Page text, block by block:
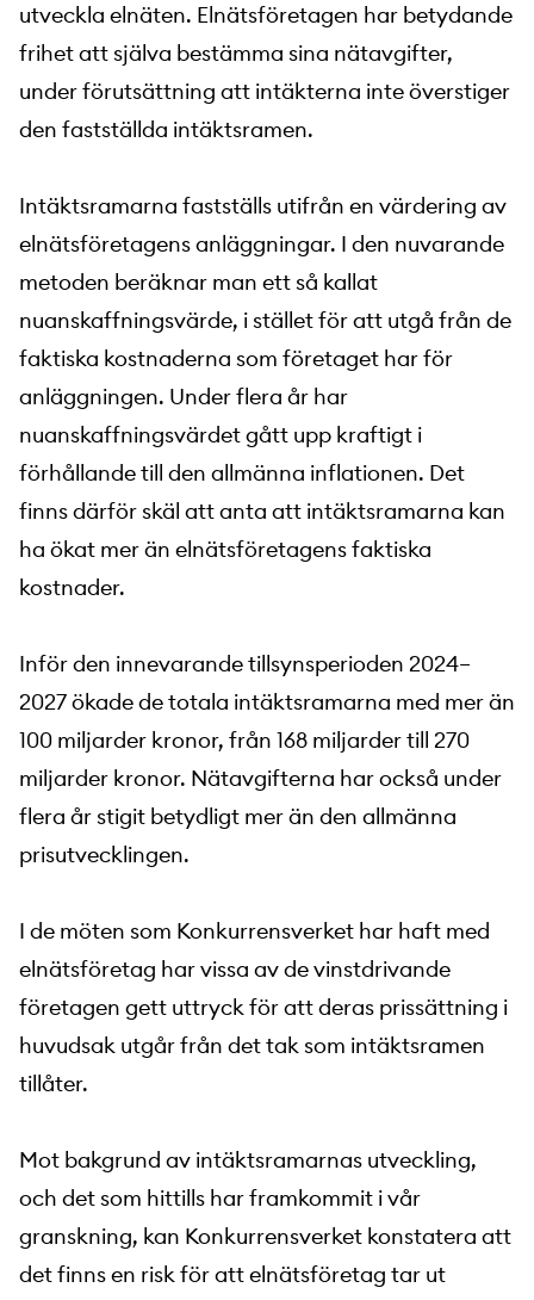
utveckla elnäten. Elnätsföretagen har betydande
frihet att själva bestämma sina nätavgifter,
under förutsättning att intäkterna inte överstiger
den fastställda intäktsramen.
Intäktsramarna fastställs utifrån en värdering av
elnätsföretagens anläggningar. I den nuvarande
metoden beräknar man ett så kallat
nuanskaffningsvärde, i stället för att utgå från de
faktiska kostnaderna som företaget har för
anläggningen. Under flera år har
nuanskaffningsvärdet gått upp kraftigt i
förhållande till den allmänna inflationen. Det
finns därför skäl att anta att intäktsramarna kan
ha ökat mer än elnätsföretagens faktiska
kostnader.
Inför den innevarande tillsynsperioden 2024–
2027 ökade de totala intäktsramarna med mer än
100 miljarder kronor, från 168 miljarder till 270
miljarder kronor. Nätavgifterna har också under
flera år stigit betydligt mer än den allmänna
prisutvecklingen.
I de möten som Konkurrensverket har haft med
elnätsföretag har vissa av de vinstdrivande
företagen gett uttryck för att deras prissättning i
huvudsak utgår från det tak som intäktsramen
tillåter.
Mot bakgrund av intäktsramarnas utveckling,
och det som hittills har framkommit i vår
granskning, kan Konkurrensverket konstatera att
det finns en risk för att elnätsföretag tar ut